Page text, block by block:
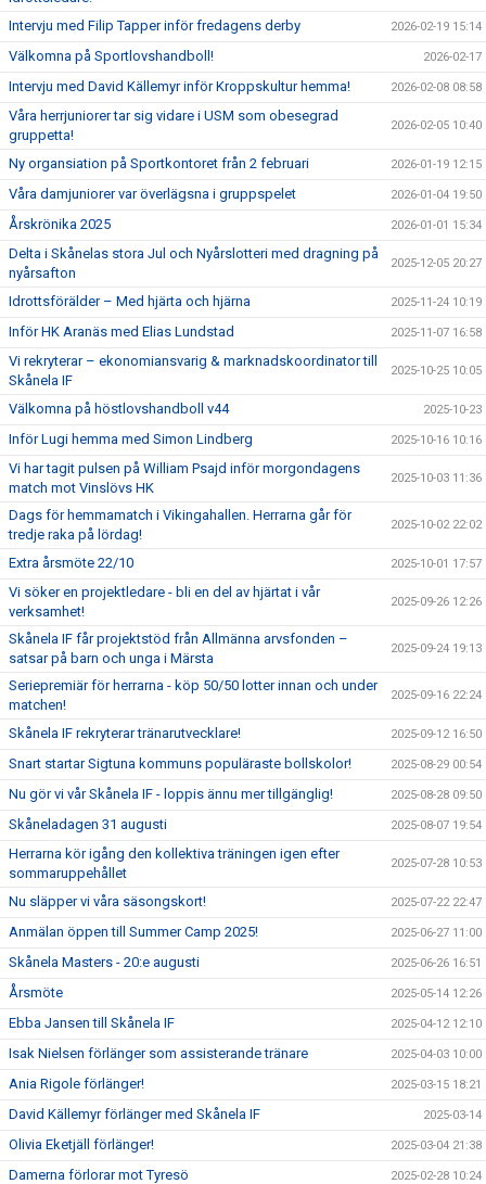
Intervju med Filip Tapper inför fredagens derby
2026-02-19 15:14
Välkomna på Sportlovshandboll! 2026-02-17
Intervju med David Källemyr inför Kroppskultur hemma! 2026-02-08 08:58
Våra herrjuniorer tar sig vidare i USM som obesegrad
gruppetta!
2026-02-05 10:40
Ny organsiation på Sportkontoret från 2 februari 2026-01-19 12:15
Våra damjuniorer var överlägsna i gruppspelet 2026-01-04 19:50
Årskrönika 2025 2026-01-01 15:34
Delta i Skånelas stora Jul och Nyårslotteri med dragning på
nyårsafton
2025-12-05 20:27
Idrottsförälder – Med hjärta och hjärna 2025-11-24 10:19
Inför HK Aranäs med Elias Lundstad 2025-11-07 16:58
Vi rekryterar – ekonomiansvarig & marknadskoordinator till
Skånela IF
2025-10-25 10:05
Välkomna på höstlovshandboll v44 2025-10-23
Inför Lugi hemma med Simon Lindberg 2025-10-16 10:16
Vi har tagit pulsen på William Psajd inför morgondagens
match mot Vinslövs HK
2025-10-03 11:36
Dags för hemmamatch i Vikingahallen. Herrarna går för
tredje raka på lördag!
2025-10-02 22:02
Extra årsmöte 22/10 2025-10-01 17:57
Vi söker en projektledare - bli en del av hjärtat i vår
verksamhet!
2025-09-26 12:26
Skånela IF får projektstöd från Allmänna arvsfonden –
satsar på barn och unga i Märsta
2025-09-24 19:13
Seriepremiär för herrarna - köp 50/50 lotter innan och under
matchen!
2025-09-16 22:24
Skånela IF rekryterar tränarutvecklare! 2025-09-12 16:50
Snart startar Sigtuna kommuns populäraste bollskolor! 2025-08-29 00:54
Nu gör vi vår Skånela IF - loppis ännu mer tillgänglig! 2025-08-28 09:50
Skåneladagen 31 augusti 2025-08-07 19:54
Herrarna kör igång den kollektiva träningen igen efter
sommaruppehållet
2025-07-28 10:53
Nu släpper vi våra säsongskort! 2025-07-22 22:47
Anmälan öppen till Summer Camp 2025! 2025-06-27 11:00
Skånela Masters - 20:e augusti 2025-06-26 16:51
Årsmöte 2025-05-14 12:26
Ebba Jansen till Skånela IF 2025-04-12 12:10
Isak Nielsen förlänger som assisterande tränare 2025-04-03 10:00
Ania Rigole förlänger! 2025-03-15 18:21
David Källemyr förlänger med Skånela IF 2025-03-14
Olivia Eketjäll förlänger! 2025-03-04 21:38
Damerna förlorar mot Tyresö 2025-02-28 10:24